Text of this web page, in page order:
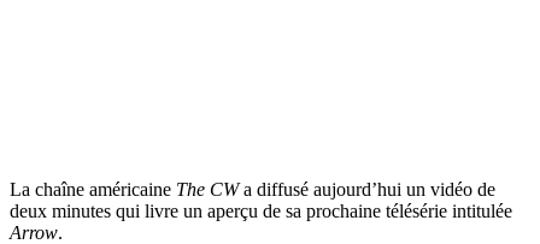
La chaîne américaine The CWa diffusé aujourd’hui un vidéo de
deux minutes qui livre un aperçu de sa prochaine télésérie intitulée
Arrow.